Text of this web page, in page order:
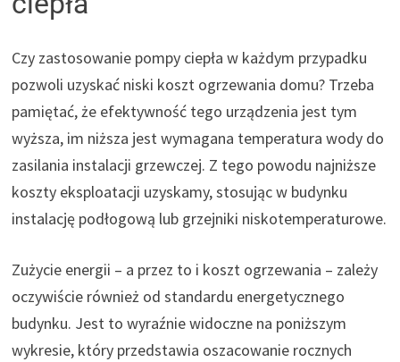
Czy zastosowanie pompy ciepła w każdym przypadku
pozwoli uzyskać niski koszt ogrzewania domu? Trzeba
pamiętać, że efektywność tego urządzenia jest tym
wyższa, im niższa jest wymagana temperatura wody do
zasilania instalacji grzewczej. Z tego powodu najniższe
koszty eksploatacji uzyskamy, stosując w budynku
instalację podłogową lub grzejniki niskotemperaturowe.
Zużycie energii – a przez to i koszt ogrzewania – zależy
oczywiście również od standardu energetycznego
budynku. Jest to wyraźnie widoczne na poniższym
wykresie, który przedstawia oszacowanie rocznych